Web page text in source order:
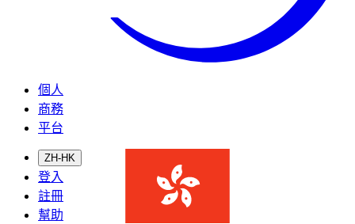
個人
商務
平台
ZH-HK
登入
註冊
幫助